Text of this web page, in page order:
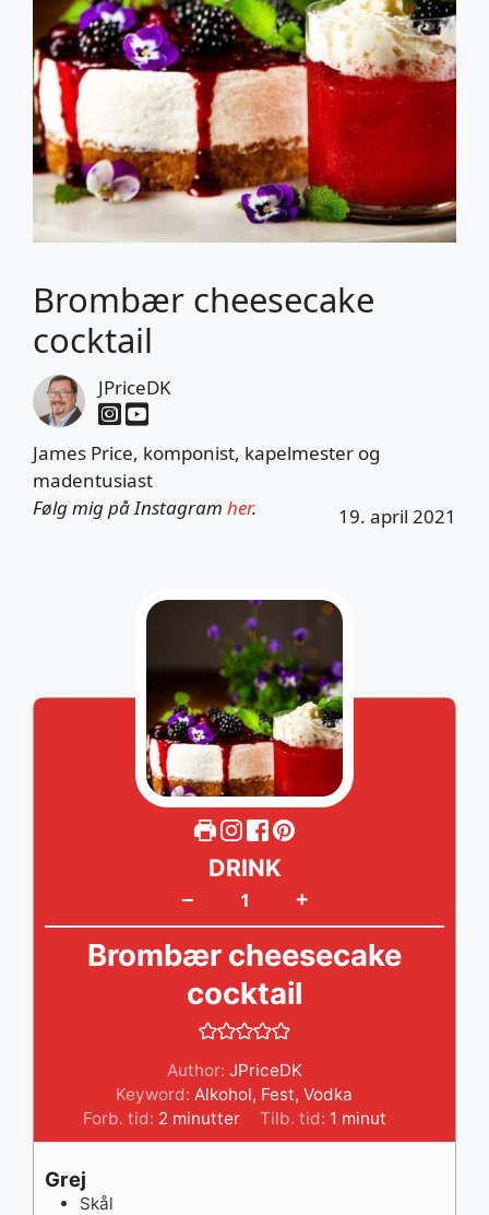
Brombær cheesecake
cocktail
JPriceDK
James Price, komponist, kapelmester og
madentusiast
19. april 2021
Følg mig på Instagram her.
– +
DRINK
Brombær cheesecake
cocktail
Author: JPriceDK
Keyword:Alkohol, Fest,Vodka
Forb. tid: 2minutter
minutter Tilb. tid: 1 minut
minut
Grej
Skål